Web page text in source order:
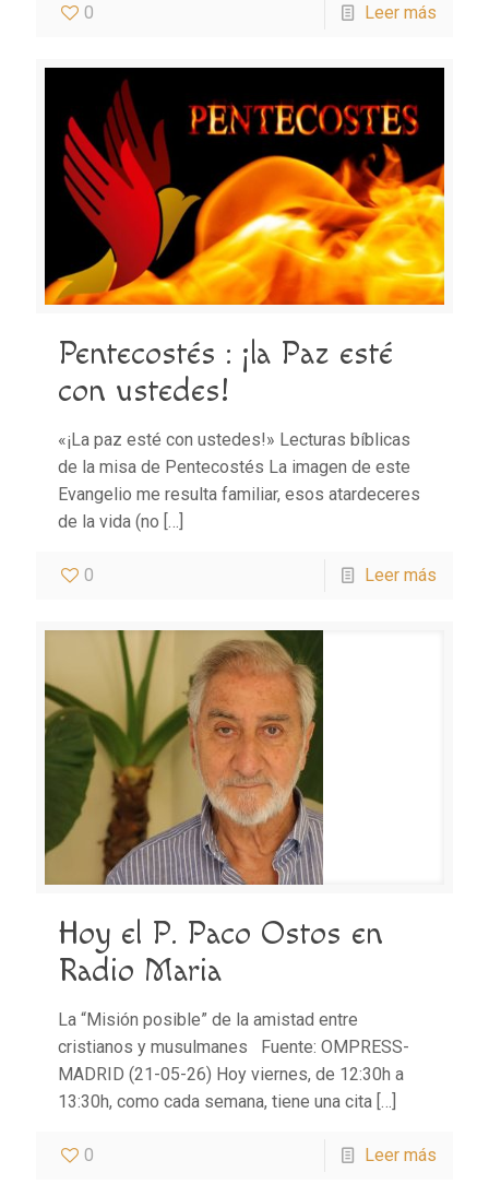
0 Leer más
Pentecostés : ¡la Paz esté
con ustedes!
«¡La paz esté con ustedes!» Lecturas bíblicas
de la misa de Pentecostés La imagen de este
Evangelio me resulta familiar, esos atardeceres
de la vida (no […]
0 Leer más
Hoy el P. Paco Ostos en
Radio Maria
La “Misión posible” de la amistad entre
cristianos y musulmanes Fuente: OMPRESS-
MADRID (21-05-26) Hoy viernes, de 12:30h a
13:30h, como cada semana, tiene una cita […]
0 Leer más